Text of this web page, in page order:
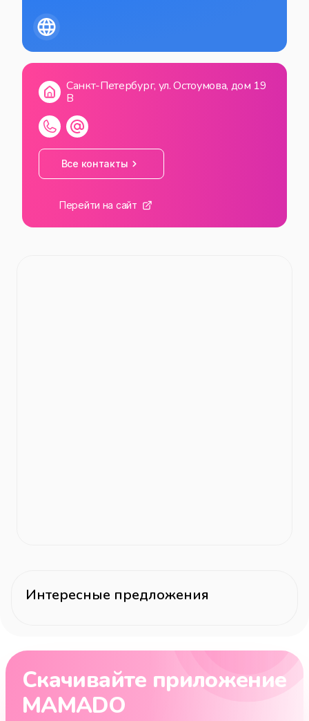
Санкт-Петербург, ул. Остоумова, дом 19
В
Все контакты
Перейти на сайт
Интересные предложения
Скачивайте приложение
MAMADO